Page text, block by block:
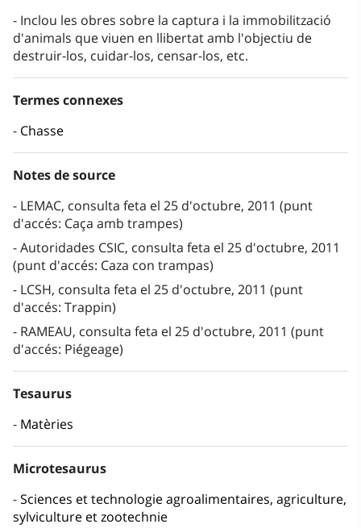
Inclou les obres sobre la captura i la immobilització
d'animals que viuen en llibertat amb l'objectiu de
destruir-los, cuidar-los, censar-los, etc.
Termes connexes
Chasse
Notes de source
LEMAC, consulta feta el 25 d'octubre, 2011 (punt
d'accés: Caça amb trampes)
Autoridades CSIC, consulta feta el 25 d'octubre, 2011
(punt d'accés: Caza con trampas)
LCSH, consulta feta el 25 d'octubre, 2011 (punt
d'accés: Trappin)
RAMEAU, consulta feta el 25 d'octubre, 2011 (punt
d'accés: Piégeage)
Tesaurus
Matèries
Microtesaurus
Sciences et technologie agroalimentaires, agriculture,
sylviculture et zootechnie